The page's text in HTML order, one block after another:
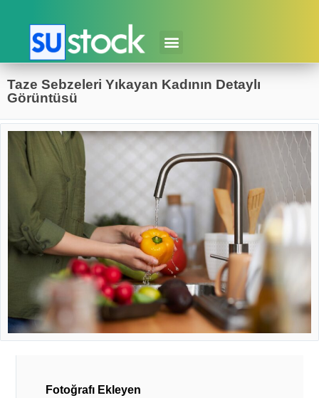
Taze Sebzeleri Yıkayan Kadının Detaylı
Görüntüsü
Fotoğrafı Ekleyen